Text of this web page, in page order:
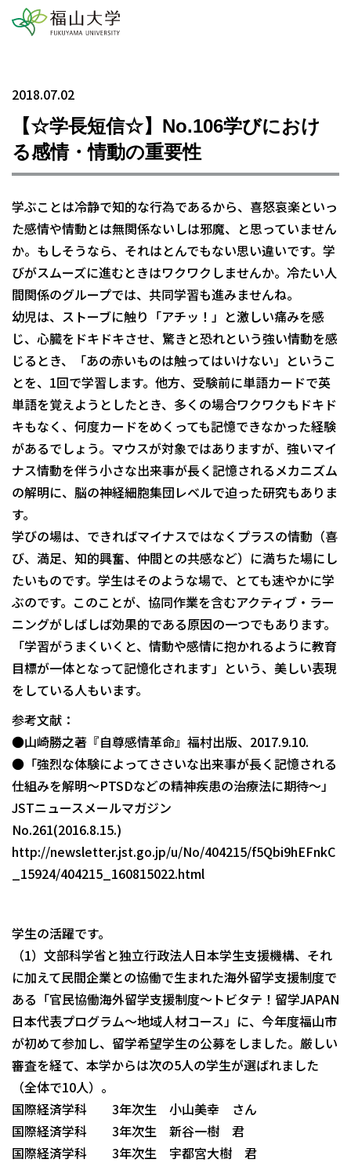
2018.07.02
【☆学長短信☆】No.106学びにおけ
る感情・情動の重要性
学ぶことは冷静で知的な行為であるから、喜怒哀楽といっ
た感情や情動とは無関係ないしは邪魔、と思っていません
か。もしそうなら、それはとんでもない思い違いです。学
びがスムーズに進むときはワクワクしませんか。冷たい人
間関係のグループでは、共同学習も進みませんね。
幼児は、ストーブに触り「アチッ！」と激しい痛みを感
じ、心臓をドキドキさせ、驚きと恐れという強い情動を感
じるとき、「あの赤いものは触ってはいけない」というこ
とを、1回で学習します。他方、受験前に単語カードで英
単語を覚えようとしたとき、多くの場合ワクワクもドキド
キもなく、何度カードをめくっても記憶できなかった経験
があるでしょう。マウスが対象ではありますが、強いマイ
ナス情動を伴う小さな出来事が長く記憶されるメカニズム
の解明に、脳の神経細胞集団レベルで迫った研究もありま
す。
学びの場は、できればマイナスではなくプラスの情動（喜
び、満足、知的興奮、仲間との共感など）に満ちた場にし
たいものです。学生はそのような場で、とても速やかに学
ぶのです。このことが、協同作業を含むアクティブ・ラー
ニングがしばしば効果的である原因の一つでもあります。
「学習がうまくいくと、情動や感情に抱かれるように教育
目標が一体となって記憶化されます」という、美しい表現
をしている人もいます。
参考文献：
●山崎勝之著『自尊感情革命』福村出版、2017.9.10.
●「強烈な体験によってささいな出来事が長く記憶される
仕組みを解明～PTSDなどの精神疾患の治療法に期待～」
JSTニュースメールマガジン
No.261(2016.8.15.)
http://newsletter.jst.go.jp/u/No/404215/f5Qbi9hEFnkC
_15924/404215_160815022.html
学生の活躍です。
（1）文部科学省と独立行政法人日本学生支援機構、それ
に加えて民間企業との協働で生まれた海外留学支援制度で
ある「官民協働海外留学支援制度～トビタテ！留学JAPAN
日本代表プログラム～地域人材コース」に、今年度福山市
が初めて参加し、留学希望学生の公募をしました。厳しい
審査を経て、本学からは次の5人の学生が選ばれました
（全体で10人）。
国際経済学科 3年次生 小山美幸 さん
国際経済学科 3年次生 新谷一樹 君
国際経済学科 3年次生 宇都宮大樹 君